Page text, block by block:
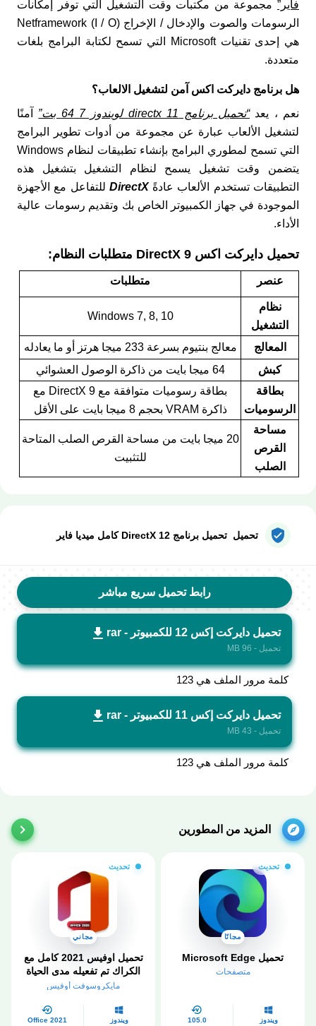
فاير” مجموعة من مكتبات وقت التشغيل التي توفر إمكانات
الرسومات والصوت والإدخال / الإخراج (I / O) Netframework
هي إحدى تقنيات Microsoft التي تسمح لكتابة البرامج بلغات
متعددة.
هل برنامج دايركت اكس آمن لتشغيل الالعاب؟
نعم ، يعد“تحميل برنامج directx 11 لويندوز 7 64 بت”
آمنًا
لتشغيل الألعاب عبارة عن مجموعة من أدوات تطوير البرامج
التي تسمح لمطوري البرامج بإنشاء تطبيقات لنظام Windows
يتضمن وقت تشغيل يسمح لنظام التشغيل بتشغيل هذه
التطبيقات تستخدم الألعاب عادةًDirectX للتفاعل مع الأجهزة
الموجودة في جهاز الكمبيوتر الخاص بك وتقديم رسومات عالية
الأداء.
تحميل دايركت اكس 9​ DirectX متطلبات النظام:
عنصر متطلبات
نظام
التشغيل
Windows 7, 8, 10
المعالج
معالج بنتيوم بسرعة 233 ميجا هرتز أو ما يعادله
كبش
64 ميجا بايت من ذاكرة الوصول العشوائي
بطاقة
الرسوميات
بطاقة رسوميات متوافقة مع DirectX 9 مع
ذاكرة VRAM بحجم 8 ميجا بايت على الأقل
مساحة
القرص
الصلب
20 ميجا بايت من مساحة القرص الصلب المتاحة
للتثبيت
تحميل تحميل برنامج DirectX 12 كامل ميديا فاير
رابط تحميل سريع مباشر
تحميل دايركت إكس 12 للكمبيوتر - rar
تحميل - 96 MB
كلمة مرور الملف هي 123
تحميل دايركت إكس 11 للكمبيوتر - rar
تحميل - 43 MB
كلمة مرور الملف هي 123
المزيد من المطورين
تحديث
مجانًا
تحميل Microsoft Edge
متصفحات
ويندوز 105.0
تحديث
مجاني
تحميل اوفيس 2021 كامل مع
الكراك تم تفعيله مدى الحياة
ميديا فاير
مايكروسوفت أوفيس
ويندوز Office 2021